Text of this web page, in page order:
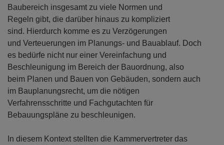
Baubereich insgesamt zu viele Normen und
Regeln gibt, die darüber hinaus zu kompliziert
sind. Hierdurch komme es zu Verzögerungen
und Verteuerungen im Planungs- und Bauablauf. Doch
es bedürfe nicht nur einer Vereinfachung und
Beschleunigung im Bereich der Bauordnung, also
beim Planen und Bauen von Gebäuden, sondern auch
im Bauplanungsrecht, um die nötigen
Verfahrensschritte und Fachgutachten für
Bebauungspläne zu beschleunigen.
In diesem Kontext stellten die Kammervertreter das